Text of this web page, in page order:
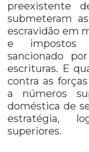
preexistente
submeteram
escravidão em
e impostos
sancionado
escrituras. E
contra as
a números
doméstica de
estratégia,
superiores.